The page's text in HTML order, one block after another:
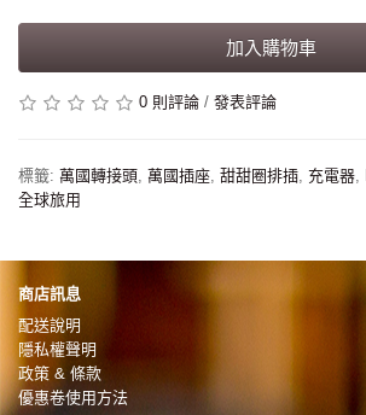
加入購物車
0 則評論 / 發表評論
標籤: 萬國轉接頭, 萬國插座, 甜甜圈排插, 充電器,
全球旅用
商店訊息
配送說明
隱私權聲明
政策 & 條款
優惠卷使用方法